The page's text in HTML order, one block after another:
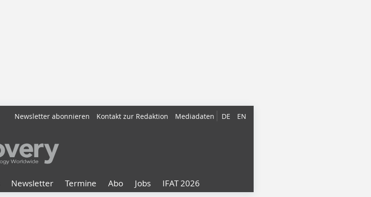
DE EN
Newsletter abonnieren Kontakt zur Redaktion Mediadaten
Newsletter Termine Abo Jobs IFAT 2026